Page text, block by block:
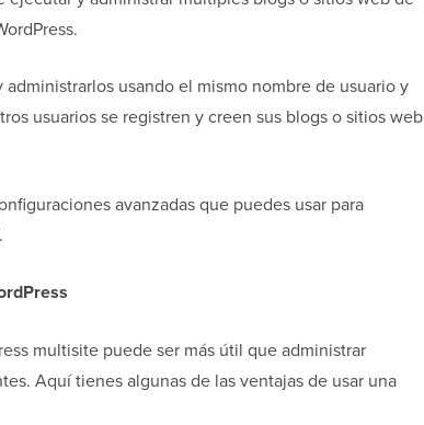
usando el mismo nombre de usuario y
usuarios se registren y creen sus blogs o sitios web
avanzadas que puedes usar para
multisite puede ser más útil que administrar
Aquí tienes algunas de las ventajas de usar una